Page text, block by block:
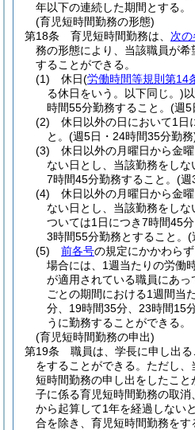
年以下の連続した期間とする。
(育児短時間勤務の形態)
第18条
育児短時間勤務は、 次
務の形態により、当該職員が
することができる。
(1)
休日(労働時間等規則第14
る休日をいう。以下同じ。)
時間55分勤務すること。 (週5
(2)
休日以外の日において1日
と。 (週5日・24時間35分勤務
(3)
休日以外の月曜日から金
ない日とし、当該勤務をし
7時間45分勤務すること。 (週
(4)
休日以外の月曜日から金
ない日とし、当該勤務をし
ついては1日につき7時間45
3時間55分勤務とすること。 (
(5)
前各号の規定にかかわら
場合には、1週当たりの労働
が適用されている職員にあ
ごとの期間における1週間当
分、19時間35分、23時間15
うに勤務することができる。
(育児短時間勤務の申出)
第19条
職員は、学長に申し出
をすることができる。 ただし、
短時間勤務の申し出をしたこ
子に係る育児短時間勤務の取
から起算して1年を経過しない
合を除き、育児短時間勤務をす